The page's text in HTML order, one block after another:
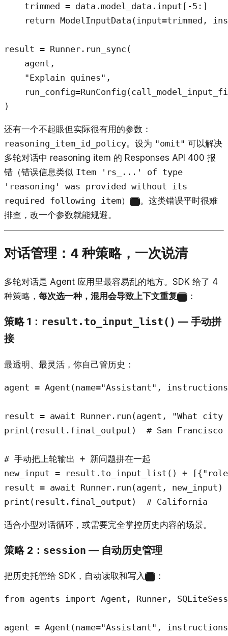
    trimmed = data.model_data.input[-5:]
return ModelInputData(input=trimmed,
result = Runner.run_sync(
    agent,
    "Explain quines",
)
还有一个不起眼但实际很有用的参数：
reasoning_item_id_policy。设为 "omit" 可以解决
多轮对话中 reasoning item 的 Responses API 400 报
错（错误信息类似 Item 'rs_...' of type
'reasoning' was provided without its
required following item）
。这类错误平时很难
排查，改一个参数就能规避。
对话管理：4 种策略，一次说清
多轮对话是 Agent 应用里最容易乱的地方。SDK 给了 4
种策略， 每次选一种，混用会导致上下文重复 ：
策略 1： result.to_input_list() — 手动拼
接
最透明、最灵活，你自己管历史：
agent = Agent(name="Assistant",
result = await Runner.run(agent, "What
print(result.final_output)  # San Francisco
# 手动把上轮输出 + 新问题拼在一起
new_input = result.to_input_list() +
result = await Runner.run(agent, new_input)
print(result.final_output)  # California
适合小型对话循环，或需要完全掌控历史内容的场景。
策略 2： session — 自动历史管理
把历史托管给 SDK，自动读取和写入 ：
from agents import Agent, Runner,
agent = Agent(name="Assistant",